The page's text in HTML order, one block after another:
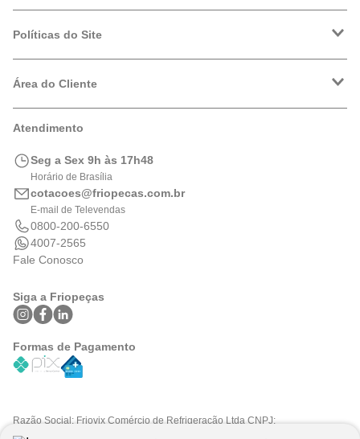
Trabalhe Conosco
Políticas do Site
Política de Privacidade
Logística
Área do Cliente
Meus Pedidos
Portal de Boletos
Atendimento
Seg a Sex 9h às 17h48
Horário de Brasília
cotacoes@friopecas.com.br
E-mail de Televendas
0800-200-6550
4007-2565
Fale Conosco
Siga a Friopeças
Formas de Pagamento
Razão Social: Friovix Comércio de Refrigeração Ltda CNPJ:
09.316.105/0001-29 .Todos os direitos reservados © 2025. Preços e